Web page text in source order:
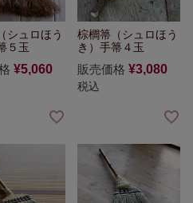
シュロほう
５玉
¥5,060
棕櫚箒（シュロほう
き）手箒４玉
販売価格 ¥3,080
税込